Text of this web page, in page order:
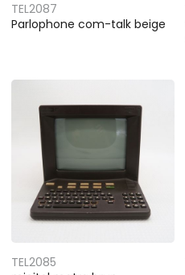
TEL2087
Parlophone com-talk beige
TEL2085